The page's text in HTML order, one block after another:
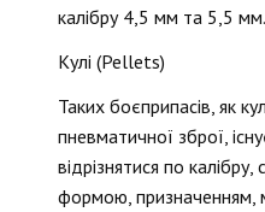
калібру 4,5 мм та 5,5 мм.
Кулі (Pellets)
Таких боєприпасів, як
пневматичної зброї,
відрізнятися по
формою, призначенням,